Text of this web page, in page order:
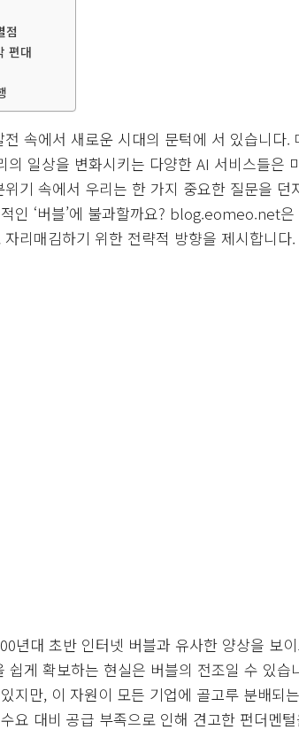
점
편대
속에서 새로운 시대의 문턱에 서 있습니다.
일상을 변화시키는 다양한 AI 서비스들은
기 속에서 우리는 한 가지 중요한 질문을 던
인 ‘버블’에 불과할까요? blog.eomeo.net
리매김하기 위한 전략적 방향을 제시합니다.
년대 초반 인터넷 버블과 유사한 양상을 보이
게 확보하는 현실은 버블의 전조일 수 있습
지만, 이 자원이 모든 기업에 골고루 분배되
요 대비 공급 부족으로 인해 견고한 펀더멘